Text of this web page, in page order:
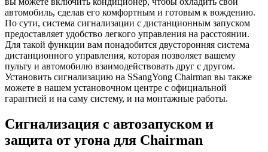
автомобиль, сделав его комфортным и готовым к вождению.
По сути, система сигнализации с дистанционным запуском
предоставляет удобство легкого управления на расстоянии.
Для такой функции вам понадобится двусторонняя система
дистанционного управления, которая позволяет вашему
пульту и автомобилю взаимодействовать друг с другом.
Установить сигнализацию на SSangYong Chairman вы также
можете в нашем установочном центре с официальной
гарантией и на саму систему, и на монтажные работы.
Сигнализация с автозапуском и
защита от угона для Chairman